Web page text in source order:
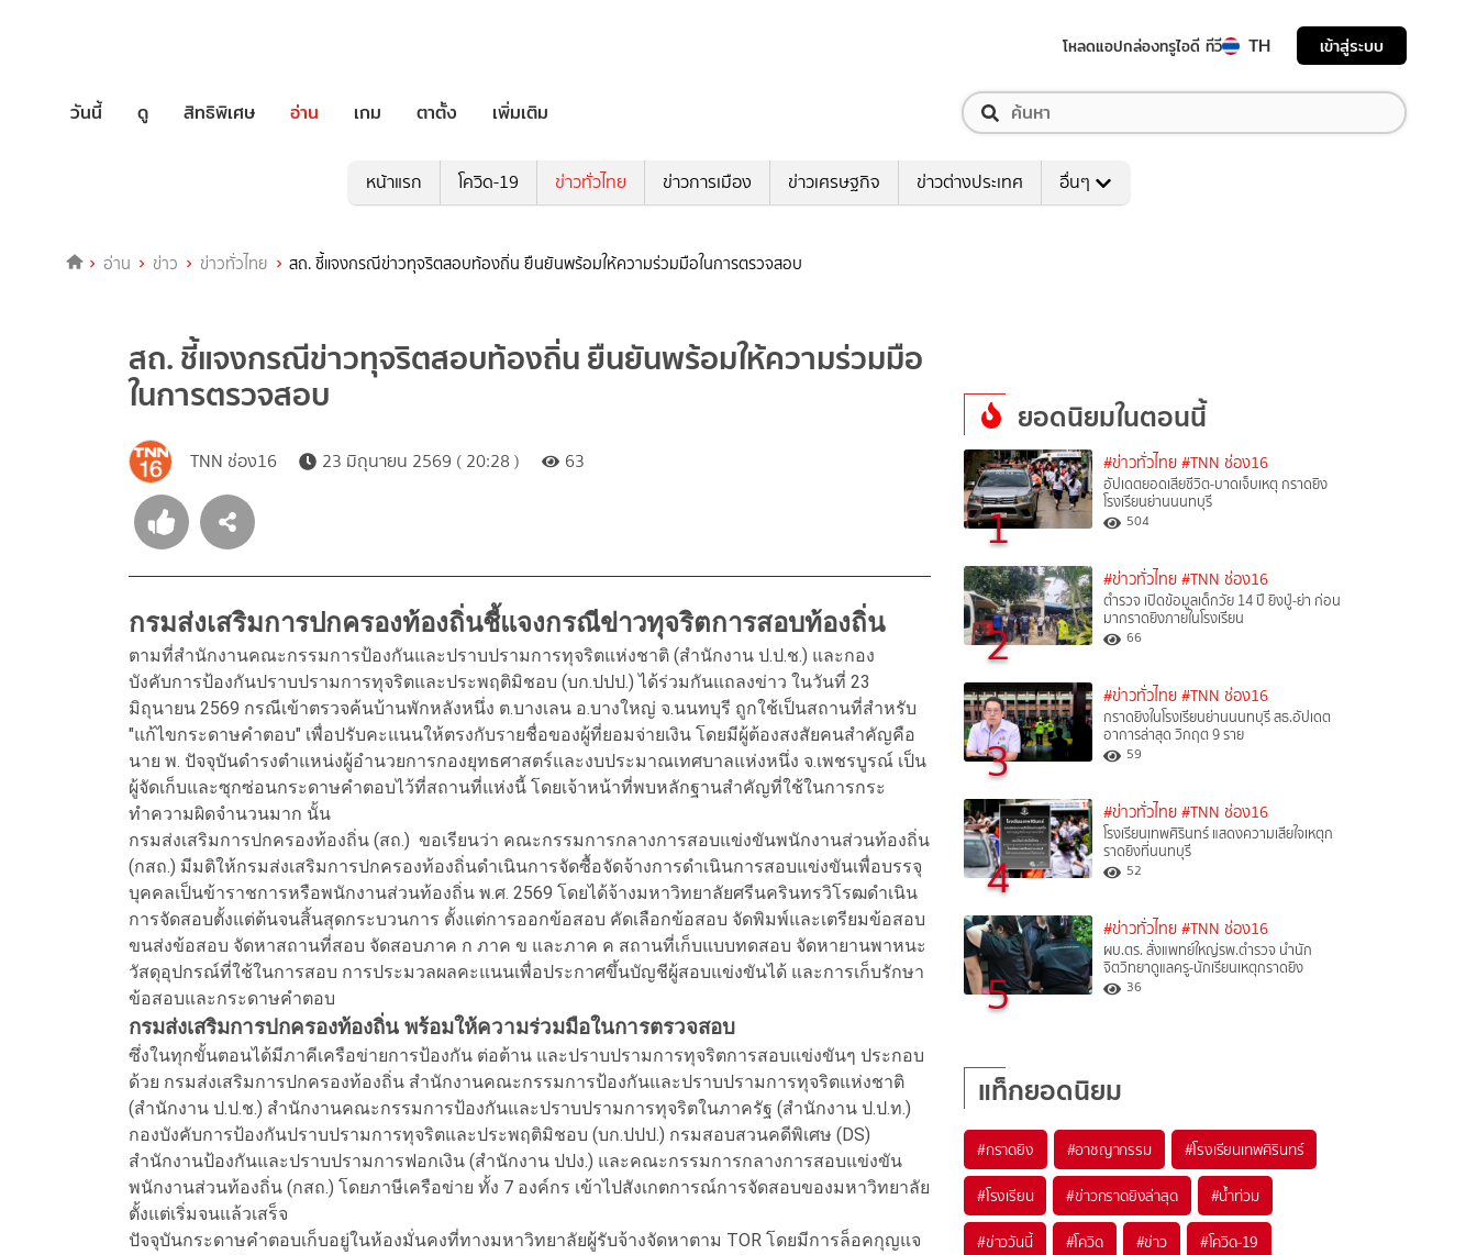
โหลดแอปกล่องทรูไอดี ทีวี TH เข้าสู่ระบบ
วันนี้ ดู สิทธิพิเศษ อ่าน เกม ตาตั้ง เพิ่มเติม
หน้าแรก โควิด-19 ข่าวทั่วไทย ข่าวการเมือง ข่าวเศรษฐกิจ ข่าวต่างประเทศ อื่นๆ
อ่าน ข่าว ข่าวทั่วไทย สถ. ชี้แจงกรณีข่าวทุจริตสอบท้องถิ่น ยืนยันพร้อมให้ความร่วมมือในการตรวจสอบ
สถ. ชี้แจงกรณีข่าวทุจริตสอบท้องถิ่น ยืนยันพร้อมให้ความร่วมมือ
ในการตรวจสอบ
TNN ช่อง16 23 มิถุนายน 2569 ( 20:28 ) 63
กรมส่งเสริมการปกครองท้องถิ่นชี้แจงกรณีข่าวทุจริตการสอบท้องถิ่น
ตามที่สำนักงานคณะกรรมการป้องกันและปราบปรามการทุจริตแห่งชาติ (สำนักงาน ป.ป.ช.) และกอง
บังคับการป้องกันปราบปรามการทุจริตและประพฤติมิชอบ (บก.ปปป.) ได้ร่วมกันแถลงข่าว ในวันที่ 23
มิถุนายน 2569 กรณีเข้าตรวจค้นบ้านพักหลังหนึ่ง ต.บางเลน อ.บางใหญ่ จ.นนทบุรี ถูกใช้เป็นสถานที่สำหรับ
"แก้ไขกระดาษคำตอบ" เพื่อปรับคะแนนให้ตรงกับรายชื่อของผู้ที่ยอมจ่ายเงิน โดยมีผู้ต้องสงสัยคนสำคัญคือ
นาย พ. ปัจจุบันดำรงตำแหน่งผู้อำนวยการกองยุทธศาสตร์และงบประมาณเทศบาลแห่งหนึ่ง จ.เพชรบูรณ์ เป็น
ผู้จัดเก็บและซุกซ่อนกระดาษคำตอบไว้ที่สถานที่แห่งนี้ โดยเจ้าหน้าที่พบหลักฐานสำคัญที่ใช้ในการกระ
ทำความผิดจำนวนมาก นั้น
กรมส่งเสริมการปกครองท้องถิ่น (สถ.) ขอเรียนว่า คณะกรรมการกลางการสอบแข่งขันพนักงานส่วนท้องถิ่น
(กสถ.) มีมติให้กรมส่งเสริมการปกครองท้องถิ่นดำเนินการจัดซื้อจัดจ้างการดำเนินการสอบแข่งขันเพื่อบรรจุ
บุคคลเป็นข้าราชการหรือพนักงานส่วนท้องถิ่น พ.ศ. 2569 โดยได้จ้างมหาวิทยาลัยศรีนครินทรวิโรฒดำเนิน
การจัดสอบตั้งแต่ต้นจนสิ้นสุดกระบวนการ ตั้งแต่การออกข้อสอบ คัดเลือกข้อสอบ จัดพิมพ์และเตรียมข้อสอบ
ขนส่งข้อสอบ จัดหาสถานที่สอบ จัดสอบภาค ก ภาค ข และภาค ค สถานที่เก็บแบบทดสอบ จัดหายานพาหนะ
วัสดุอุปกรณ์ที่ใช้ในการสอบ การประมวลผลคะแนนเพื่อประกาศขึ้นบัญชีผู้สอบแข่งขันได้ และการเก็บรักษา
ข้อสอบและกระดาษคำตอบ
กรมส่งเสริมการปกครองท้องถิ่น พร้อมให้ความร่วมมือในการตรวจสอบ
ซึ่งในทุกขั้นตอนได้มีภาคีเครือข่ายการป้องกัน ต่อต้าน และปราบปรามการทุจริตการสอบแข่งขันๆ ประกอบ
ด้วย กรมส่งเสริมการปกครองท้องถิ่น สำนักงานคณะกรรมการป้องกันและปราบปรามการทุจริตแห่งชาติ
(สำนักงาน ป.ป.ช.) สำนักงานคณะกรรมการป้องกันและปราบปรามการทุจริตในภาครัฐ (สำนักงาน ป.ป.ท.)
กองบังคับการป้องกันปราบปรามการทุจริตและประพฤติมิชอบ (บก.ปปป.) กรมสอบสวนคดีพิเศษ (DS)
สำนักงานป้องกันและปราบปรามการฟอกเงิน (สำนักงาน ปปง.) และคณะกรรมการกลางการสอบแข่งขัน
พนักงานส่วนท้องถิ่น (กสถ.) โดยภาษีเครือข่าย ทั้ง 7 องค์กร เข้าไปสังเกตการณ์การจัดสอบของมหาวิทยาลัย
ตั้งแต่เริ่มจนแล้วเสร็จ
ปัจจุบันกระดาษคำตอบเก็บอยู่ในห้องมั่นคงที่ทางมหาวิทยาลัยผู้รับจ้างจัดหาตาม TOR โดยมีการล็อคกุญแจ
ยอดนิยมในตอนนี้
1
#ข่าวทั่วไทย #TNN ช่อง16
อัปเดตยอดเสียชีวิต-บาดเจ็บเหตุ กราดยิง
โรงเรียนย่านนนทบุรี
504
2
#ข่าวทั่วไทย #TNN ช่อง16
ตำรวจ เปิดข้อมูลเด็กวัย 14 ปี ยิงปู่-ย่า ก่อน
มากราดยิงภายในโรงเรียน
66
3
#ข่าวทั่วไทย #TNN ช่อง16
กราดยิงในโรงเรียนย่านนนทบุรี สธ.อัปเดต
อาการล่าสุด วิกฤต 9 ราย
59
4
#ข่าวทั่วไทย #TNN ช่อง16
โรงเรียนเทพศิรินทร์ แสดงความเสียใจเหตุก
ราดยิงที่นนทบุรี
52
5
#ข่าวทั่วไทย #TNN ช่อง16
ผบ.ตร. สั่งแพทย์ใหญ่รพ.ตำรวจ นำนัก
จิตวิทยาดูแลครู-นักเรียนเหตุกราดยิง
36
แท็กยอดนิยม
#กราดยิง #อาชญากรรม #โรงเรียนเทพศิรินทร์
#โรงเรียน #ข่าวกราดยิงล่าสุด #น้ำท่วม
#ข่าววันนี้ #โควิด #ข่าว #โควิด-19